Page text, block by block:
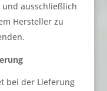
ausschließlich
Hersteller zu
bei der Lieferung